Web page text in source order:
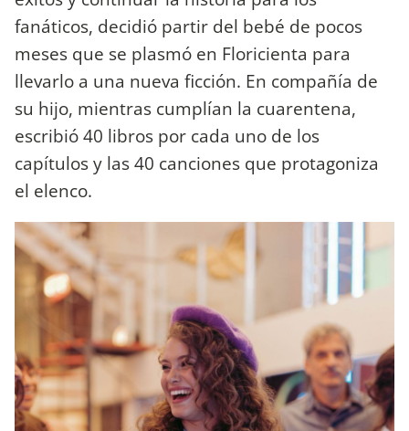
fanáticos, decidió partir del bebé de pocos
meses que se plasmó en Floricienta para
llevarlo a una nueva ficción. En compañía de
su hijo, mientras cumplían la cuarentena,
escribió 40 libros por cada uno de los
capítulos y las 40 canciones que protagoniza
el elenco.